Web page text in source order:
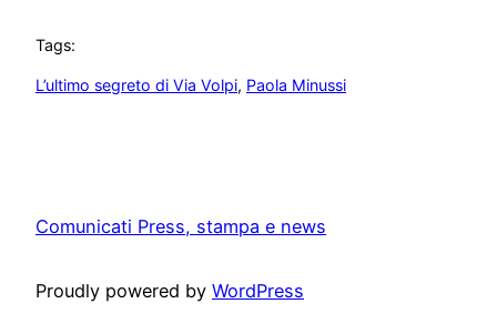
Tags:
L’ultimo segreto di Via Volpi, Paola Minussi
Comunicati Press, stampa e news
Proudly powered by WordPress